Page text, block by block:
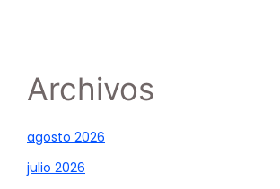
Archivos
agosto 2026
julio 2026